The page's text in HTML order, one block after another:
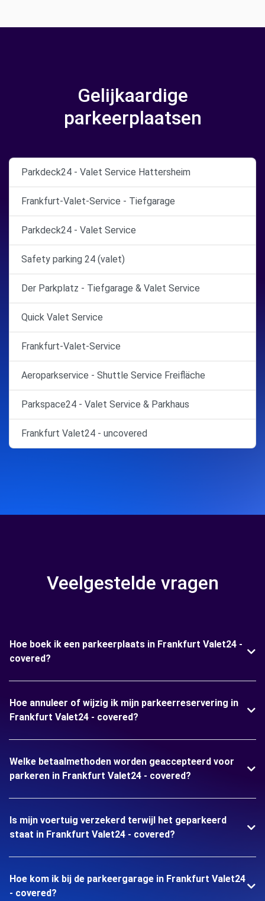
Gelijkaardige
parkeerplaatsen
Parkdeck24 - Valet Service Hattersheim
Frankfurt-Valet-Service - Tiefgarage
Parkdeck24 - Valet Service
Safety parking 24 (valet)
Der Parkplatz - Tiefgarage & Valet Service
Quick Valet Service
Frankfurt-Valet-Service
Aeroparkservice - Shuttle Service Freifläche
Parkspace24 - Valet Service & Parkhaus
Frankfurt Valet24 - uncovered
Veelgestelde vragen
Hoe boek ik een parkeerplaats in Frankfurt Valet24 -
covered?
Hoe annuleer of wijzig ik mijn parkeerreservering in
Frankfurt Valet24 - covered?
Welke betaalmethoden worden geaccepteerd voor
parkeren in Frankfurt Valet24 - covered?
Is mijn voertuig verzekerd terwijl het geparkeerd
staat in Frankfurt Valet24 - covered?
Hoe kom ik bij de parkeergarage in Frankfurt Valet24
- covered?